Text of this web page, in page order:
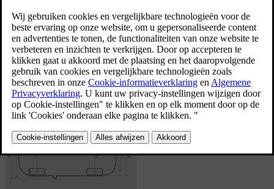
bij de bijbehorende letter in de onderstaande tabel.